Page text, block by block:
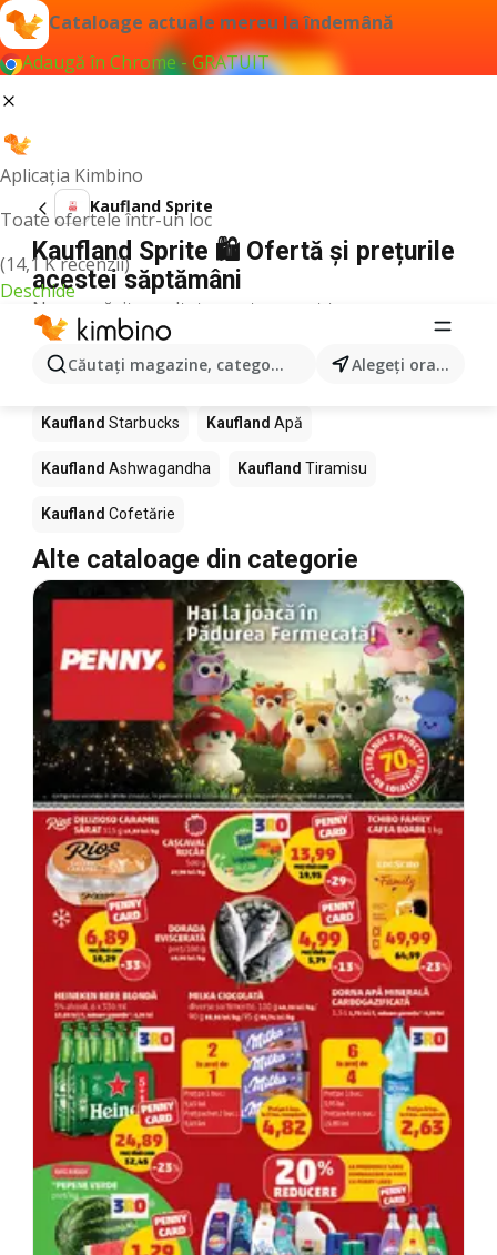
Cataloage actuale mereu la îndemână
Adaugă în Chrome - GRATUIT
Aplicația Kimbino
Toate ofertele într-un loc
(14,1 K recenzii)
Deschide
Căutaţi magazine, categorii, produse... Alegeţi oraşul
Kaufland Sprite
Kaufland Sprite 🛍️ Ofertă și prețurile
acestei săptămâni
Nu am găsit rezultate pentru acest termen.
Alte produse în magazine Kaufland
Kaufland Pizza Kaufland Mango KauflandLEGO
Kaufland Starbucks Kaufland Apă
Kaufland Ashwagandha Kaufland Tiramisu
Kaufland Cofetărie
Alte cataloage din categorie